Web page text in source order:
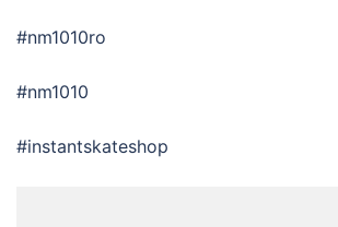
#nm1010ro
#nm1010
#instantskateshop